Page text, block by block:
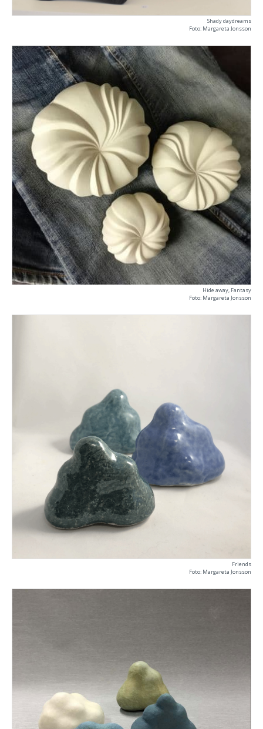
Shady daydreams
Foto: Margareta Jonsson
Hide away, Fantasy
Foto: Margareta Jonsson
Friends
Foto: Margareta Jonsson